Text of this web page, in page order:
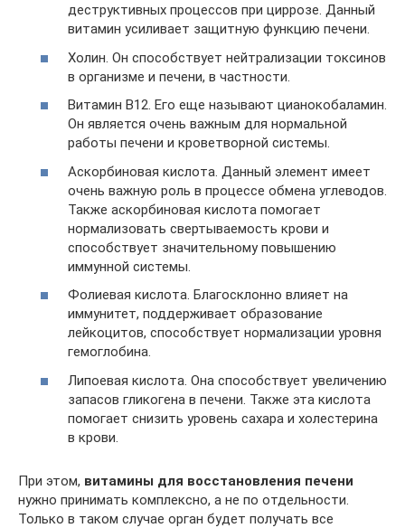
деструктивных процессов при циррозе. Данный
витамин усиливает защитную функцию печени.
Холин. Он способствует нейтрализации токсинов
в организме и печени, в частности.
Витамин В12. Его еще называют цианокобаламин.
Он является очень важным для нормальной
работы печени и кроветворной системы.
Аскорбиновая кислота. Данный элемент имеет
очень важную роль в процессе обмена углеводов.
Также аскорбиновая кислота помогает
нормализовать свертываемость крови и
способствует значительному повышению
иммунной системы.
Фолиевая кислота. Благосклонно влияет на
иммунитет, поддерживает образование
лейкоцитов, способствует нормализации уровня
гемоглобина.
Липоевая кислота. Она способствует увеличению
запасов гликогена в печени. Также эта кислота
помогает снизить уровень сахара и холестерина
в крови.
При этом, витамины для восстановления печени
нужно принимать комплексно, а не по отдельности.
Только в таком случае орган будет получать все